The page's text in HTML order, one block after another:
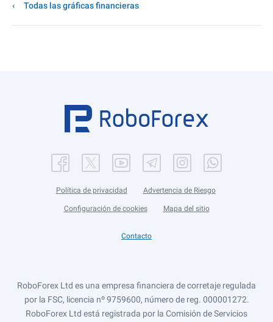
Todas las gráficas financieras
Política de privacidad Advertencia de Riesgo
Configuración de cookies Mapa del sitio
Contacto
RoboForex Ltd es una empresa financiera de corretaje regulada
por la FSC, licencia nº 9759600, número de reg. 000001272.
RoboForex Ltd está registrada por la Comisión de Servicios